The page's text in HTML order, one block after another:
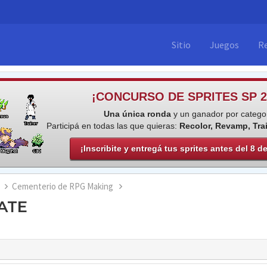
Sitio Juegos
¡CONCURSO DE SPRITES SP
Una única ronday un ganador por
Participá en todas las que quieras: Recolor, Revamp,
¡Inscribite y entregá tus sprites antes del 8
Cementerio de RPG Making